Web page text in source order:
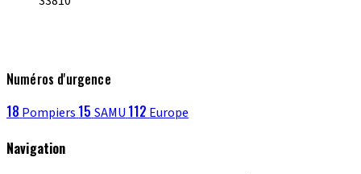
Numéros d'urgence
18 Pompiers 15 SAMU 112 Europe
Navigation